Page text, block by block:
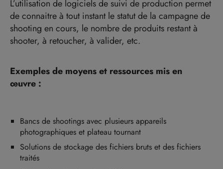
L’utilisation de logiciels de suivi de production permet
de connaitre à tout instant le statut de la campagne de
shooting en cours, le nombre de produits restant à
shooter, à retoucher, à valider, etc.
Exemples de moyens et ressources mis en
œuvre :
Bancs de shootings avec plusieurs appareils
photographiques et plateau tournant
Solutions de stockage des fichiers bruts et des fichiers
traités